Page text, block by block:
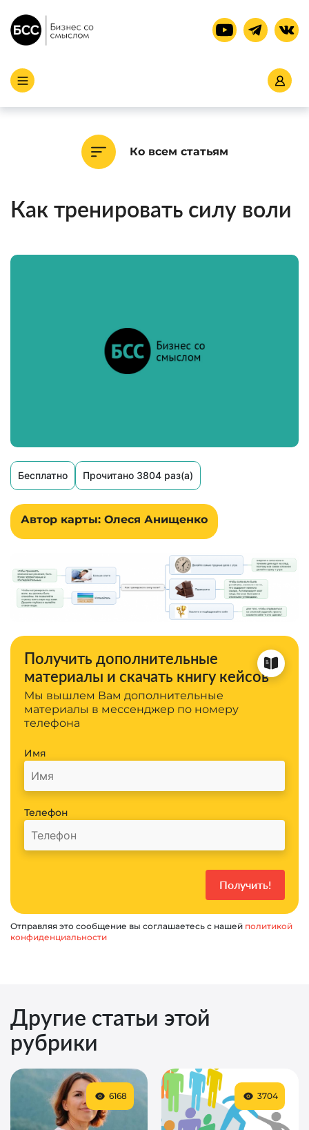
Ко всем статьям
Как тренировать силу воли
Бесплатно Прочитано 3804 раз(а)
Автор карты: Олеся Анищенко
Получить дополнительные
материалы и скачать книгу кейсов
Мы вышлем Вам дополнительные
материалы в мессенджер по номеру
телефона
Имя
Телефон
Отправляя это сообщение вы соглашаетесь с нашей политикой
конфиденциальности
Другие статьи этой
рубрики
6168 3704